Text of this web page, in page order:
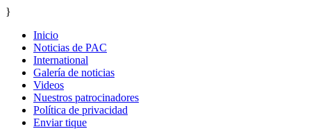
}
Inicio
Noticias de PAC
International
Galería de noticias
Videos
Nuestros patrocinadores
Política de privacidad
Enviar tique